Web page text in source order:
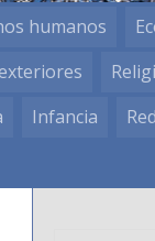
humanos
Infancia